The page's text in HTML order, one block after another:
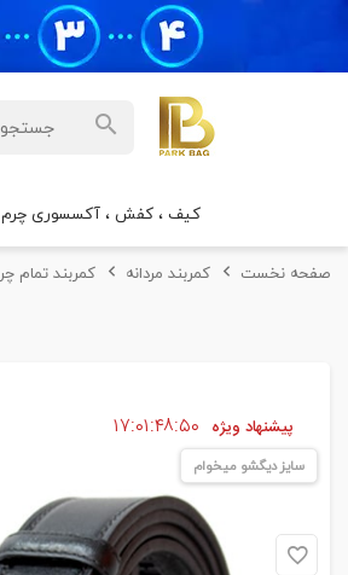
کیف ، کفش ، آکسسوری چرم
صفحه نخست کمربند مردانه کمربند
پیشنهاد ویژه ۱۷ ۰۱ ۴۸ ۴۹
سایز دیگشو میخوام